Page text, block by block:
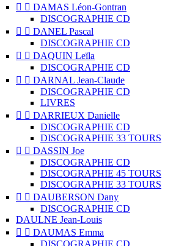
  DAMAS Léon-Gontran
DISCOGRAPHIE CD
  DANEL Pascal
DISCOGRAPHIE CD
  DAQUIN Leïla
DISCOGRAPHIE CD
  DARNAL Jean-Claude
DISCOGRAPHIE CD
LIVRES
  DARRIEUX Danielle
DISCOGRAPHIE CD
DISCOGRAPHIE 33 TOURS
  DASSIN Joe
DISCOGRAPHIE CD
DISCOGRAPHIE 45 TOURS
DISCOGRAPHIE 33 TOURS
  DAUBERSON Dany
DISCOGRAPHIE CD
DAULNE Jean-Louis
  DAUMAS Emma
DISCOGRAPHIE CD